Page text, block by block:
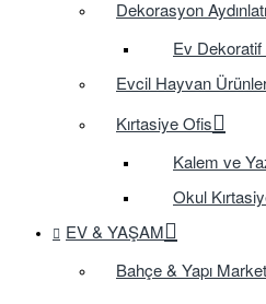
Dekorasyon
Ev
Evcil Hayvan
Kırtasiye Ofis
Kalem ve
Okul
EV & YAŞAM
Bahçe & Yapı Market